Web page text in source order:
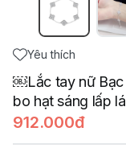
Yêu thích
￼Lắc tay nữ Bạc
bo hạt sáng lấp
912.000đ